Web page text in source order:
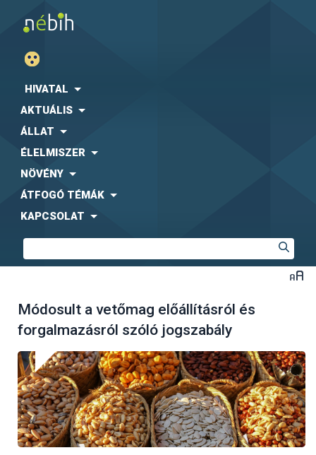
HIVATAL
AKTUÁLIS
ÁLLAT
ÉLELMISZER
NÖVÉNY
ÁTFOGÓ TÉMÁK
KAPCSOLAT
Módosult a vetőmag előállításról és
forgalmazásról szóló jogszabály